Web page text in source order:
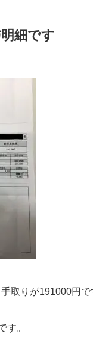
細です
取りが191000円で
す。